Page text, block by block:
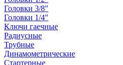
Головки 3/8"
Головки 1/4"
Ключи гаечные
Радиусные
Трубные
Динамометрические
Стартерные